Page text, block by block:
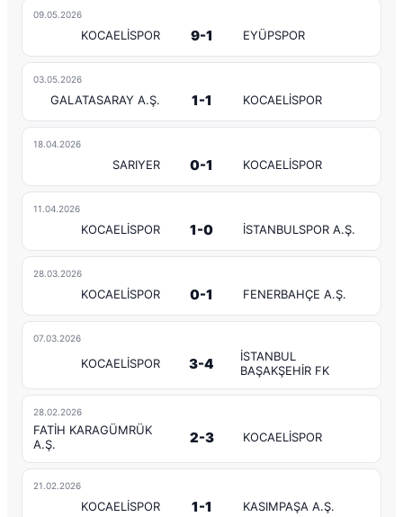
09.05.2026
KOCAELİSPOR 9-1 EYÜPSPOR
03.05.2026
GALATASARAY A.Ş. 1-1 KOCAELİSPOR
18.04.2026
SARIYER 0-1 KOCAELİSPOR
11.04.2026
KOCAELİSPOR 1-0 İSTANBULSPOR A.Ş.
28.03.2026
KOCAELİSPOR 0-1 FENERBAHÇE A.Ş.
07.03.2026
KOCAELİSPOR 3-4
İSTANBUL
BAŞAKŞEHİR FK
28.02.2026
FATİH KARAGÜMRÜK
A.Ş.
2-3 KOCAELİSPOR
21.02.2026
KOCAELİSPOR 1-1 KASIMPAŞA A.Ş.